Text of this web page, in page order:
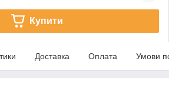
Купити
Доставка Оплата Умови